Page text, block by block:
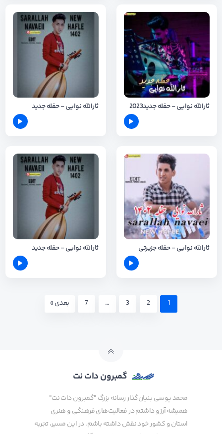
ثارالله نوایی - حفله جدید2023 ثارالله نوایی - حفله جدید
ثارالله نوایی - حفله جزیرتی ثارالله نوایی - حفله جدید
1
2
3
…
7 بعدی »
گمبرون دات نت
محمد پوسی بنیان‌گذار رسانه بزرگ "گمبرون دات نت"
همیشه آرزو داشتم در فعالیت‌های فرهنگی و هنری
استان و کشور خود نقش داشته باشم. در این مسیر، تجربه